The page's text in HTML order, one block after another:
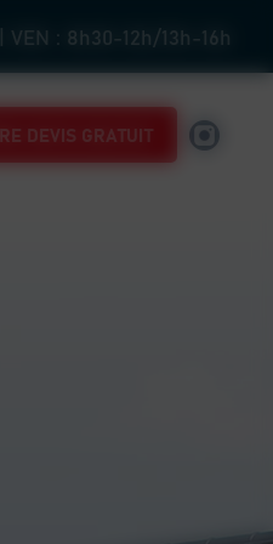
: 8h30-12h/13h-16h
DEVIS GRATUIT